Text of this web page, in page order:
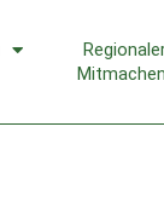
Mitmachen